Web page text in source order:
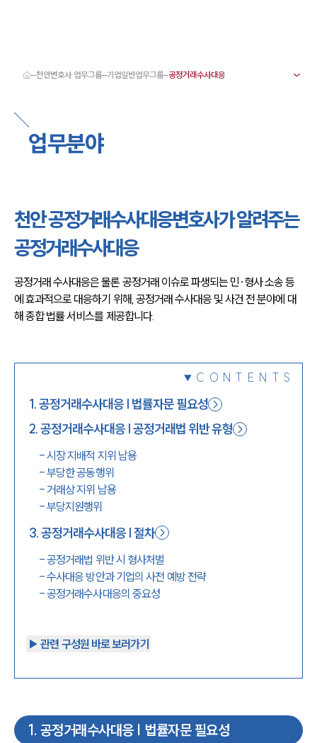
서울·대전·천안변호사
천안형사전문변호사
천안이혼전문변호사
천안학교폭력변호사
천안변호사 주요 업무사례
천안 분사무소 오시는 길
천안변호사상담 상담접수
채용정보
천안변호사 업무그룹 기업일반업무그룹
업무분야
천안 공정거래수사대응변호사가 알려주는
공정거래수사대응
공정거래 수사대응은 물론 공정거래 이슈로 파생되는 민·형사 소송 등
에 효과적으로 대응하기 위해, 공정거래 수사대응 및 사건 전 분야에 대
해 종합 법률 서비스를 제공합니다.
CONTENTS
1.공정거래수사대응 | 법률자문 필요성
2.공정거래수사대응 | 공정거래법 위반 유형
-시장 지배적 지위 남용
-부당한 공동행위
-거래상 지위 남용
-부당지원행위
3.공정거래수사대응 | 절차
-공정거래법 위반 시 형사처벌
-수사대응 방안과 기업의 사전 예방 전략
-공정거래수사대응의 중요성
▶︎ 관련 구성원 바로 보러가기
1. 공정거래수사대응 | 법률자문 필요성